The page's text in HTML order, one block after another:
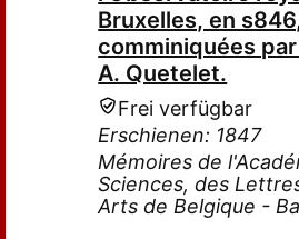
Bruxelles, en
comminiquées
A. Quetelet.
Frei verfügbar
Erschienen: 1847
Mémoires de
Sciences, des
Arts de Belgique -